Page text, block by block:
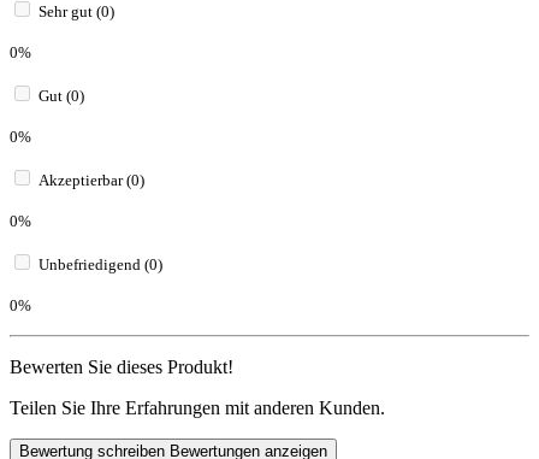
Sehr gut (0)
0%
Gut (0)
0%
Akzeptierbar (0)
0%
Unbefriedigend (0)
0%
Bewerten Sie dieses Produkt!
Teilen Sie Ihre Erfahrungen mit anderen Kunden.
Bewertung schreiben Bewertungen anzeigen